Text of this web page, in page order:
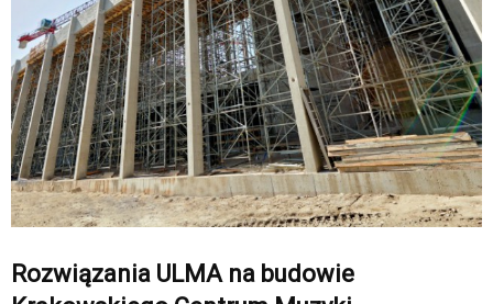
Rozwiązania ULMA na budowie